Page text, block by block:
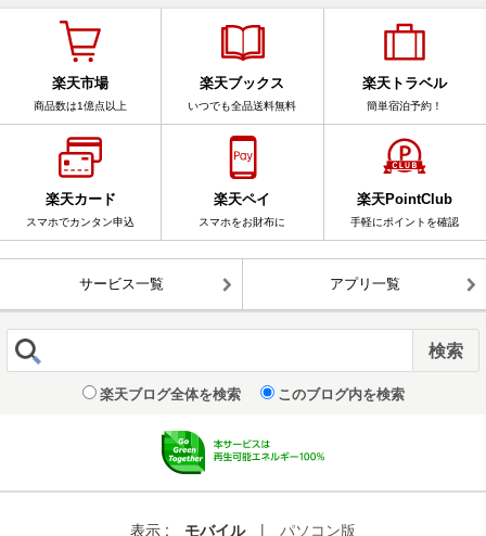
楽天市場
商品数は1億点以上
楽天ブックス
いつでも全品送料無料
楽天トラベル
簡単宿泊予約！
楽天カード
スマホでカンタン申込
楽天ペイ
スマホをお財布に
楽天PointClub
手軽にポイントを確認
サービス一覧 アプリ一覧
楽天ブログ全体を検索 このブログ内を検索
表示 : モバイル | パソコン版